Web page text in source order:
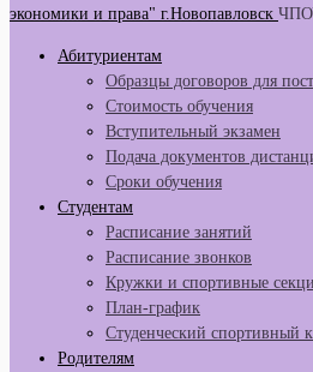
экономики и права" г.Новопавловск
Абитуриентам
Образцы договоров для
Стоимость обучения
Вступительный экзамен
Подача документов
Сроки обучения
Студентам
Расписание занятий
Расписание звонков
Кружки и спортивные
План-график
Студенческий спортивный
Родителям